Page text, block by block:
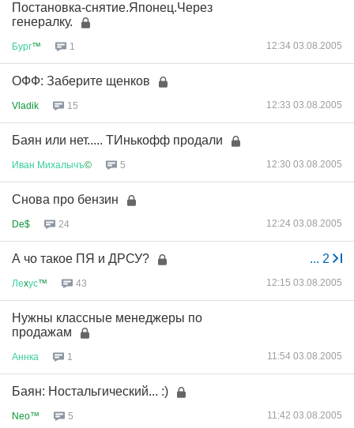
Постановка-снятие.Японец.Через
генералку.
Бург™ 1 12:34 03.08.2005
ОФФ: Заберите щенков
Vladik 15 12:33 03.08.2005
Баян или нет..... ТИнькофф продали
Иван Михалычъ© 5 12:30 03.08.2005
Снова про бензин
De$ 24 12:24 03.08.2005
... 2
А чо такое ПЯ и ДРСУ?
Леxус™ 43 12:15 03.08.2005
Нужны классные менеджеры по
продажам
Аннка 1 11:54 03.08.2005
Баян: Ностальгический... :)
Neo™ 5 11:42 03.08.2005